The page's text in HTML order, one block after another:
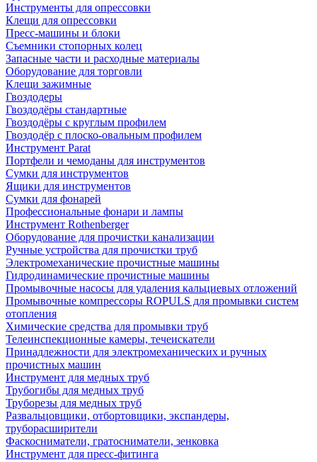
Инструменты для опрессовки
Клещи для опрессовки
Пресс-машины и блоки
Съемники стопорных колец
Запасные части и расходные материалы
Оборудование для торговли
Клещи зажимные
Гвоздодеры
Гвоздодёры стандартные
Гвоздодёры с круглым профилем
Гвоздодёр с плоско-овальным профилем
Инструмент Parat
Портфели и чемоданы для инструментов
Сумки для инструментов
Ящики для инструментов
Сумки для фонарей
Профессиональные фонари и лампы
Инструмент Rothenberger
Оборудование для прочистки канализации
Ручные устройства для прочистки труб
Электромеханические прочистные машины
Гидродинамические прочистные машины
Промывочные насосы для удаления кальциевых отложений
Промывочные компрессоры ROPULS для промывки систем
отопления
Химические средства для промывки труб
Телеинспекционные камеры, течеискатели
Принадлежности для электромеханических и ручных
прочистных машин
Инструмент для медных труб
Трубогибы для медных труб
Труборезы для медных труб
Развальцовщики, отбортовщики, экспандеры,
труборасширители
Фаскосниматели, гратосниматели, зенковка
Инструмент для пресс-фитинга